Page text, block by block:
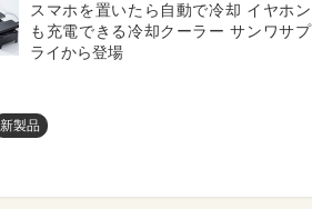
スマホを置いたら自動で冷却 イヤホン
も充電できる冷却クーラー サンワサプ
ライから登場
新製品